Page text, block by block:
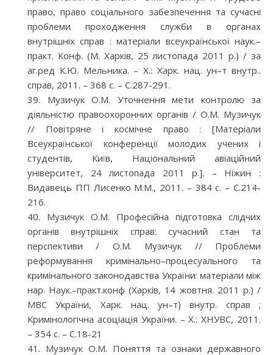
право, право соціального забезпечення та сучасні
проблеми проходження служби в органах
внутрішніх справ : матеріали всеукраїнської наук.–
практ. Конф. (М. Харків, 25 листопада 2011 р.) / за
аг.ред К.Ю. Мельника. – Х.: Харк. нац. ун–т внутр..
справ, 2011. – 368 с. – С.287-291.
Музичук О.М. Уточнення мети контролю за
діяльністю правоохоронних органів / О.М. Музичук
// Повітряне і космічне право : [Матеріали
Всеукраїнської конференції молодих учених і
студентів, Київ, Національний авіаційний
університет, 24 листопада 2011 р.]. – Ніжин :
Видавець ПП Лисенко М.М., 2011. – 384 с. – С.214-
216.
Музичук О.М. Професійна підготовка слідчих
органів внутрішніх справ: сучасний стан та
перспективи / О.М. Музичук // Проблеми
реформування кримінально–процесуального та
кримінального законодавства України: матеріали між
нар. Наук.–практ.конф (Харків, 14 жовтня. 2011 р.) /
МВС України, Харк. нац. ун–т) внутр. справ ;
Кримінологічна асоціація України. – Х.: ХНУВС, 2011.
– 354 с. – С.18-21
Музичук О.М. Поняття та ознаки державного